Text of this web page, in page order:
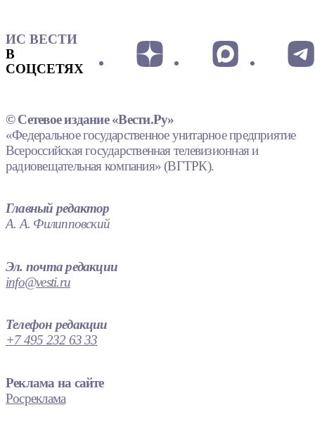
ИС ВЕСТИ
В
СОЦСЕТЯХ
© Сетевое издание «Вести.Ру»
«Федеральное государственное унитарное предприятие
Всероссийская государственная телевизионная и
радиовещательная компания» (ВГТРК).
Главный редактор
А. А. Филипповский
Эл. почта редакции
info@vesti.ru
Телефон редакции
+7 495 232 63 33
Реклама на сайте
Росреклама